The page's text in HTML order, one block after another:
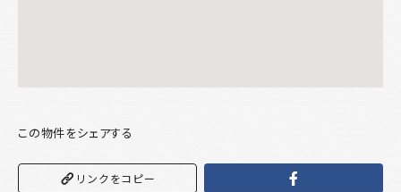
この物件をシェアする
リンクをコピー